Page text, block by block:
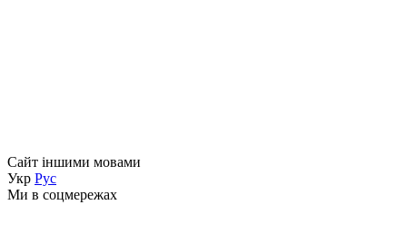
Сайт іншими мовами
Укр Рус
Ми в соцмережах